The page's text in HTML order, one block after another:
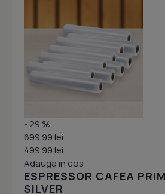
- 29 %
699.99 lei
499.99 lei
Adauga in cos
ESPRESSOR CAFEA
SILVER